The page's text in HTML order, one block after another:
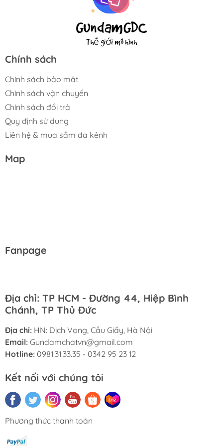
Chính sách
Chính sách bảo mật
Chính sách vận chuyển
Chính sách đổi trả
Quy định sử dụng
Liên hệ & mua sắm đa kênh
Map
Fanpage
Địa chỉ: TP HCM - Đường 44, Hiệp Bình
Chánh, TP Thủ Đức
Địa chỉ: HN: Dịch Vọng, Cầu Giấy, Hà Nội
Email: Gundamchatvn@gmail.com
Hotline: 0981.31.33.35 - 0342 95 23 12
Kết nối với chúng tôi
Phương thức thanh toán